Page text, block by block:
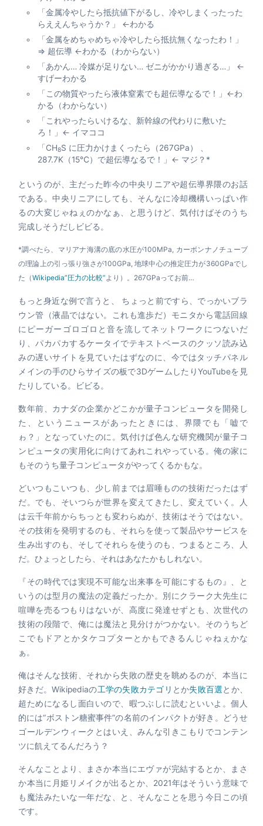
「金属冷やしたら抵抗値下がるし、冷やしまくったった
らええんちゃうか？」 ←わかる
「金属をめちゃめちゃ冷やしたら抵抗無くなったわ！」
⇒ 超伝導 ←わかる（わからない）
「あかん… 冷媒が足りない… ゼニがかかり過ぎる…」 ←
すげーわかる
「この物質やったら液体窒素でも超伝導なるで！」←わ
かる（わからない）
「これやったらいけるな、新幹線の代わりに敷いた
ろ！」← イマココ
「CH8S に圧力かけまくったら（267GPa） 、
287.7K（15℃）で超伝導なるで！」← マジ？*
というのが、主だった昨今の中央リニアや超伝導界隈のお話
である。中央リニアにしても、そんなに冷却機構いっぱい作
るの大変じゃねぇのかなぁ、と思うけど、気付けばそのうち
完成しそうだしビビる。
*調べたら、マリアナ海溝の底の水圧が100MPa, カーボンナノチューブ
の理論上の引っ張り強さが100GPa, 地球中心の推定圧力が360GPaでし
た（Wikipedia”圧力の比較” より）。267GPaってお前…
もっと身近な例で言うと、 ちょっと前ですら、でっかいブラ
ウン管（液晶ではない。これも進歩だ）モニタから電話回線
にピーガーゴロゴロと音を流してネットワークにつないだ
り、パカパカするケータイでテキストベースのクッソ読み込
みの遅いサイトを見ていたはずなのに、今ではタッチパネル
メインの手のひらサイズの板で3DゲームしたりYouTubeを見
たりしている。ビビる。
数年前、カナダの企業かどこかが量子コンピュータを開発し
た、というニュースがあったときには、界隈でも「嘘で
ゎ？」となっていたのに。気付けば色んな研究機関が量子コ
ンピュータの実用化に向けてあれこれやっている。俺の家に
もそのうち量子コンピュータがやってくるかもな。
どいつもこいつも、少し前までは眉唾ものの技術だったはず
だ。でも、そいつらが世界を変えてきたし、変えていく。人
は云千年前からちっとも変わらぬが、技術はそうではない。
その技術を発明するのも、それらを使って製品やサービスを
生み出すのも、そしてそれらを使うのも、つまるところ、人
だ。ひょっとしたら、それはあなたかもしれない。
『その時代では実現不可能な出来事を可能にするもの』、と
いうのは型月の魔法の定義だったか。別にクラーク大先生に
喧嘩を売るつもりはないが、高度に発達せずとも、次世代の
技術の段階で、俺には魔法と見分けがつかない。そのうちど
こでもドアとかタケコプターとかもできるんじゃねぇかな
ぁ。
俺はそんな技術、それから失敗の歴史を眺めるのが、本当に
好きだ。Wikipediaの工学の失敗カテゴリ とか失敗百選とか、
超ためになるし面白いので、暇つぶしに読むといいよ。個人
的には“ボストン糖蜜事件”の名前のインパクトが好き。どうせ
ゴールデンウィークとはいえ、みんな引きこもりでコンテン
ツに飢えてるんだろう？
そんなことより、まさか本当にエヴァが完結するとか、まさ
か本当に月姫リメイクが出るとか、2021年はそういう意味で
も魔法みたいな一年だな、と、そんなことを思う今日この頃
です。